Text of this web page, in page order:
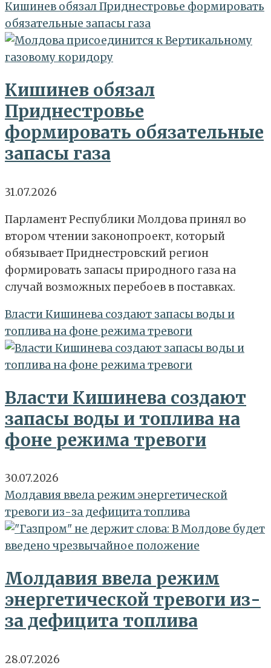
Кишинев обязал Приднестровье формировать
обязательные запасы газа
Кишинев обязал
Приднестровье
формировать обязательные
запасы газа
31.07.2026
Парламент Республики Молдова принял во
втором чтении законопроект, который
обязывает Приднестровский регион
формировать запасы природного газа на
случай возможных перебоев в поставках.
Власти Кишинева создают запасы воды и
топлива на фоне режима тревоги
Власти Кишинева создают
запасы воды и топлива на
фоне режима тревоги
30.07.2026
Молдавия ввела режим энергетической
тревоги из-за дефицита топлива
Молдавия ввела режим
энергетической тревоги из-
за дефицита топлива
28.07.2026